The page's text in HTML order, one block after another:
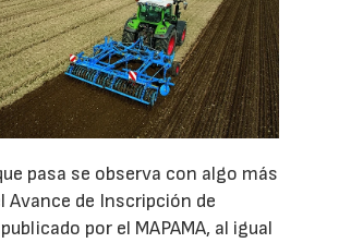
pasa se observa con algo más
Avance de Inscripción de
por el MAPAMA, al igual